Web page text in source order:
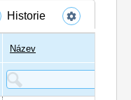
Historie
Název